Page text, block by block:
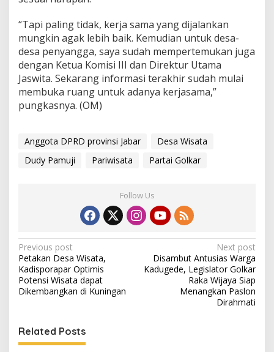
“Tapi paling tidak, kerja sama yang dijalankan
mungkin agak lebih baik. Kemudian untuk desa-
desa penyangga, saya sudah mempertemukan juga
dengan Ketua Komisi III dan Direktur Utama
Jaswita. Sekarang informasi terakhir sudah mulai
membuka ruang untuk adanya kerjasama,”
pungkasnya. (OM)
Anggota DPRD provinsi Jabar
Desa Wisata
Dudy Pamuji
Pariwisata Partai Golkar
Follow Us
Post
navigation
Previous post
Petakan Desa Wisata,
Kadisporapar Optimis
Potensi Wisata dapat
Dikembangkan di Kuningan
Next post
Disambut Antusias Warga
Kadugede, Legislator Golkar
Raka Wijaya Siap
Menangkan Paslon
Dirahmati
Related Posts